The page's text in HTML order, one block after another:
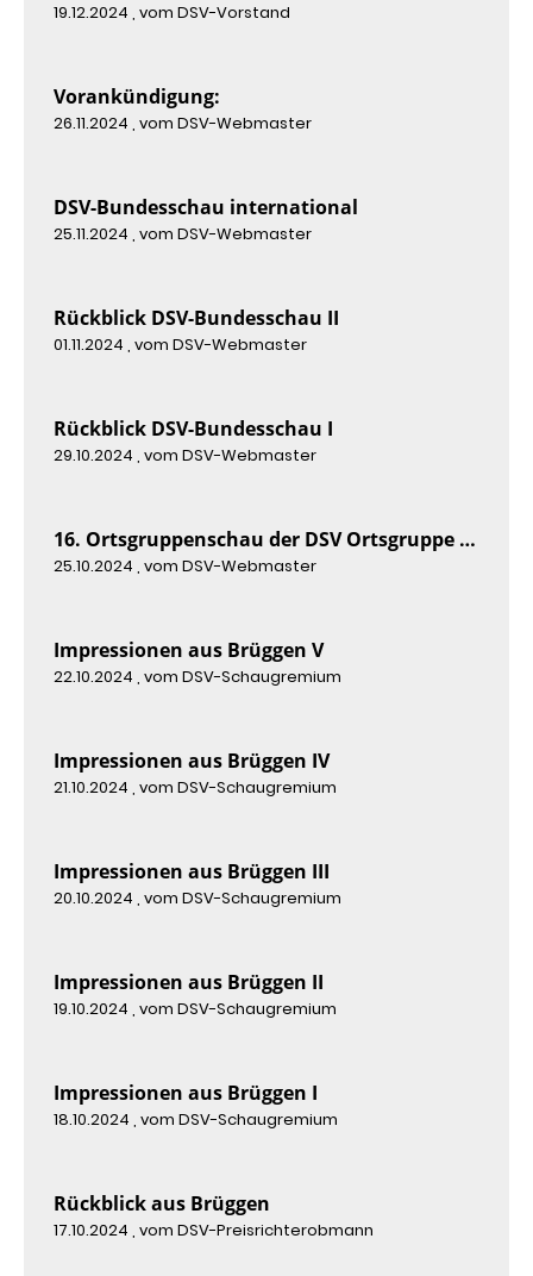
19.12.2024 , vom DSV-Vorstand
Vorankündigung:
26.11.2024 , vom DSV-Webmaster
DSV-Bundesschau international
25.11.2024 , vom DSV-Webmaster
Rückblick DSV-Bundesschau II
01.11.2024 , vom DSV-Webmaster
Rückblick DSV-Bundesschau I
29.10.2024 , vom DSV-Webmaster
16. Ortsgruppenschau der DSV Ortsgruppe Westfalen-Mitte 2024
25.10.2024 , vom DSV-Webmaster
Impressionen aus Brüggen V
22.10.2024 , vom DSV-Schaugremium
Impressionen aus Brüggen IV
21.10.2024 , vom DSV-Schaugremium
Impressionen aus Brüggen III
20.10.2024 , vom DSV-Schaugremium
Impressionen aus Brüggen II
19.10.2024 , vom DSV-Schaugremium
Impressionen aus Brüggen I
18.10.2024 , vom DSV-Schaugremium
Rückblick aus Brüggen
17.10.2024 , vom DSV-Preisrichterobmann